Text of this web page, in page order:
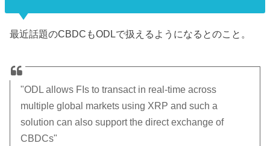
最近話題のCBDCもODLで扱えるようになるとのこと。
"ODL allows FIs to transact in real-time across
multiple global markets using XRP and such a
solution can also support the direct exchange of
CBDCs"